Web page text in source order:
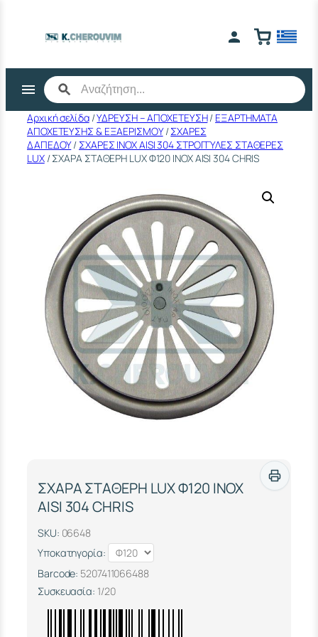
περιεχόμενο
Αρχική σελίδα/ΥΔΡΕΥΣΗ – ΑΠΟΧΕΤΕΥΣΗ/ ΕΞΑΡΤΗΜΑΤΑ
ΑΠΟΧΕΤΕΥΣΗΣ & ΕΞΑΕΡΙΣΜΟΥ/ΣΧΑΡΕΣ
ΔΑΠΕΔΟΥ/ ΣΧΑΡΕΣ ΙΝΟΧ AISI 304 ΣΤΡΟΓΓΥΛΕΣ ΣΤΑΘΕΡΕΣ
LUX/ ΣΧΑΡΑ ΣΤΑΘΕΡΗ LUX Φ120 ΙΝΟΧ ΑΙSΙ 304 CHRIS
ΣΧΑΡΑ ΣΤΑΘΕΡΗ LUX Φ120 ΙΝΟΧ
ΑΙSΙ 304 CHRIS
SKU: 06648
Υποκατηγορία:
Barcode: 5207411066488
Συσκευασία: 1/20